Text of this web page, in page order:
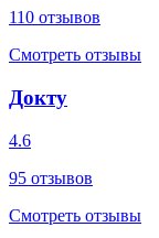
110 отзывов
Смотреть отзывы
Докту
4.6
95 отзывов
Смотреть отзывы